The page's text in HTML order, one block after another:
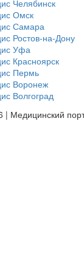
Челябинск
Омск
Самара
Ростов-на-Дону
Уфа
Красноярск
Пермь
Воронеж
Волгоград
| Медицинский